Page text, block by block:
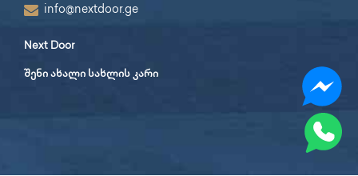
info@nextdoor.ge
Next Door
შენი ახალი სახლის კარი